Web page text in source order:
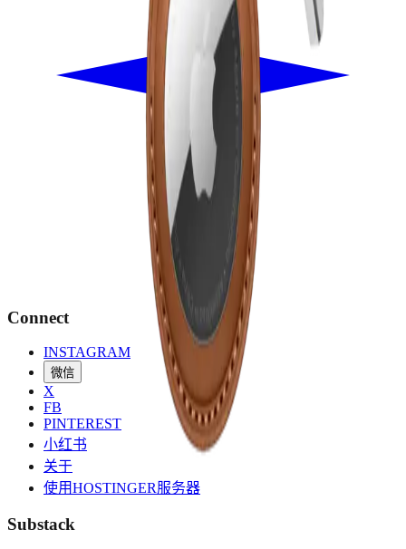
Connect
INSTAGRAM
微信
X
FB
PINTEREST
小红书
关于
使用HOSTINGER服务器
Substack